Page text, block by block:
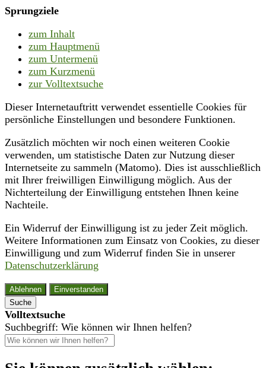
Sprungziele
zum Inhalt
zum Hauptmenü
zum Untermenü
zum Kurzmenü
zur Volltextsuche
Dieser Internetauftritt verwendet essentielle Cookies für
persönliche Einstellungen und besondere Funktionen.
Zusätzlich möchten wir noch einen weiteren Cookie
verwenden, um statistische Daten zur Nutzung dieser
Internetseite zu sammeln (Matomo). Dies ist ausschließlich
mit Ihrer freiwilligen Einwilligung möglich. Aus der
Nichterteilung der Einwilligung entstehen Ihnen keine
Nachteile.
Ein Widerruf der Einwilligung ist zu jeder Zeit möglich.
Weitere Informationen zum Einsatz von Cookies, zu dieser
Einwilligung und zum Widerruf finden Sie in unserer
Datenschutzerklärung
Ablehnen
Einverstanden
Suche
Volltextsuche
Suchbegriff: Wie können wir Ihnen helfen?